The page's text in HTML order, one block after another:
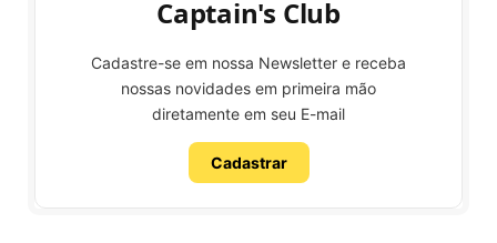
Captain's Club
Cadastre-se em nossa Newsletter e receba
nossas novidades em primeira mão
diretamente em seu E-mail
Cadastrar